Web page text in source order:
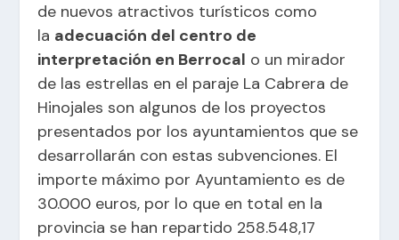
de nuevos atractivos turísticos como
la adecuación del centro de
interpretación en Berrocal o un mirador
de las estrellas en el paraje La Cabrera de
Hinojales son algunos de los proyectos
presentados por los ayuntamientos que se
desarrollarán con estas subvenciones. El
importe máximo por Ayuntamiento es de
30.000 euros, por lo que en total en la
provincia se han repartido 258.548,17